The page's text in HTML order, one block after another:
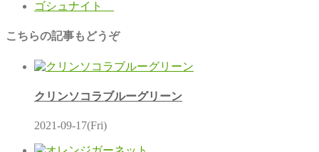
ゴシュナイト
こちらの記事もどうぞ
クリンソコラブルーグリーン
2021-09-17(Fri)